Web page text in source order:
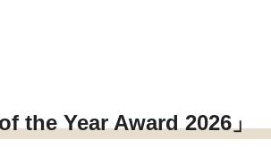
the Year Award 2026」